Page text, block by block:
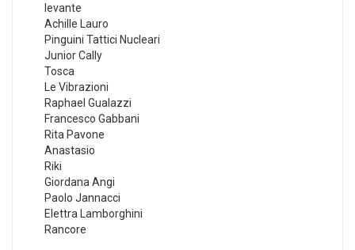
levante
Achille Lauro
Pinguini Tattici Nucleari
Junior Cally
Tosca
Le Vibrazioni
Raphael Gualazzi
Francesco Gabbani
Rita Pavone
Anastasio
Riki
Giordana Angi
Paolo Jannacci
Elettra Lamborghini
Rancore